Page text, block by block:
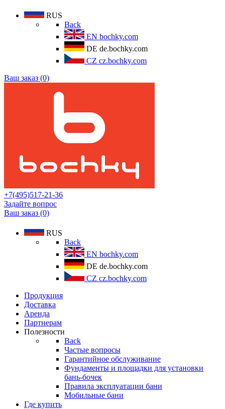
RUS
Back
EN bochky.com
DE de.bochky.com
CZ cz.bochky.com
Ваш заказ (0)
+7(495)517-21-36
Задайте вопрос
Ваш заказ (0)
RUS
Back
EN bochky.com
DE de.bochky.com
CZ cz.bochky.com
Продукция
Доставка
Аренда
Партнерам
Полезности
Back
Частые вопросы
Гарантийное обслуживание
Фундаменты и площадки для установки
бань-бочек
Правила эксплуатации бани
Мобильные бани
Где купить